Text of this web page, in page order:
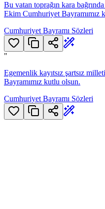
Bu vatan toprağın kara
Ekim Cumhuriyet Bayramımız
Cumhuriyet Bayramı Sözleri
"
Egemenlik kayıtsız şartsız
Bayramımız kutlu olsun.
Cumhuriyet Bayramı Sözleri